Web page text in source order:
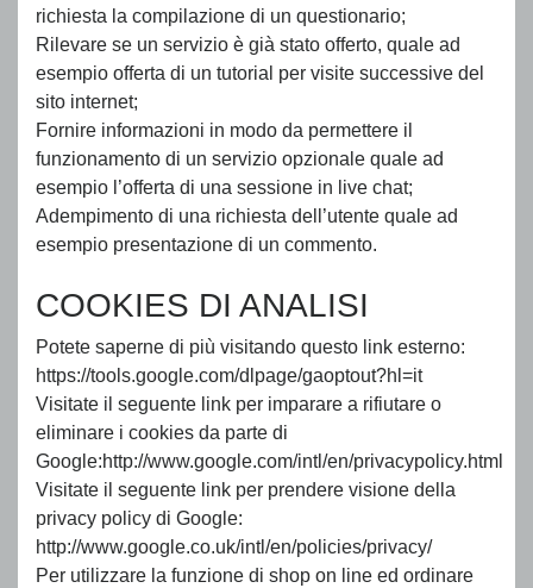
richiesta la compilazione di un questionario;
Rilevare se un servizio è già stato offerto, quale ad
esempio offerta di un tutorial per visite successive del
sito internet;
Fornire informazioni in modo da permettere il
funzionamento di un servizio opzionale quale ad
esempio l’offerta di una sessione in live chat;
Adempimento di una richiesta dell’utente quale ad
esempio presentazione di un commento.
COOKIES DI ANALISI
Potete saperne di più visitando questo link esterno:
https://tools.google.com/dlpage/gaoptout?hl=it
Visitate il seguente link per imparare a rifiutare o
eliminare i cookies da parte di
Google:http://www.google.com/intl/en/privacypolicy.html
Visitate il seguente link per prendere visione della
privacy policy di Google:
http://www.google.co.uk/intl/en/policies/privacy/
Per utilizzare la funzione di shop on line ed ordinare